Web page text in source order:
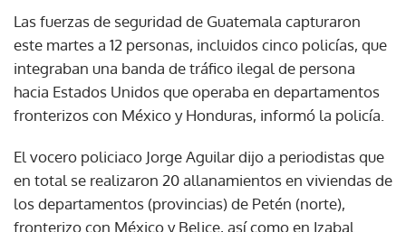
Las fuerzas de seguridad de Guatemala capturaron
este martes a 12 personas, incluidos cinco policías, que
integraban una banda de tráfico ilegal de persona
hacia Estados Unidos que operaba en departamentos
fronterizos con México y Honduras, informó la policía.
El vocero policiaco Jorge Aguilar dijo a periodistas que
en total se realizaron 20 allanamientos en viviendas de
los departamentos (provincias) de Petén (norte),
fronterizo con México y Belice, así como en Izabal